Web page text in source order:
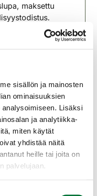
sisällön ja mainosten
ominaisuuksien
Lisäksi
ja analytiikka-
miten käytät
yhdistää näitä
heille tai joita on
palvelujaan.
maksettu
€/suorituskerta.
kautta